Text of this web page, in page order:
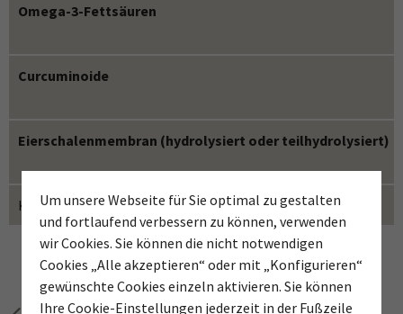
Um unsere Webseite für Sie optimal zu gestalten
und fortlaufend verbessern zu können, verwenden
wir Cookies. Sie können die nicht notwendigen
Cookies „Alle akzeptieren“ oder mit „Konfigurieren“
gewünschte Cookies einzeln aktivieren. Sie können
Ihre Cookie-Einstellungen jederzeit in der Fußzeile
Omega-3-Fettsäuren
Curcuminoide
Eierschalenmembran (hydrolysiert oder teilhydrolysiert)
Kollagenpeptide, bioaktive